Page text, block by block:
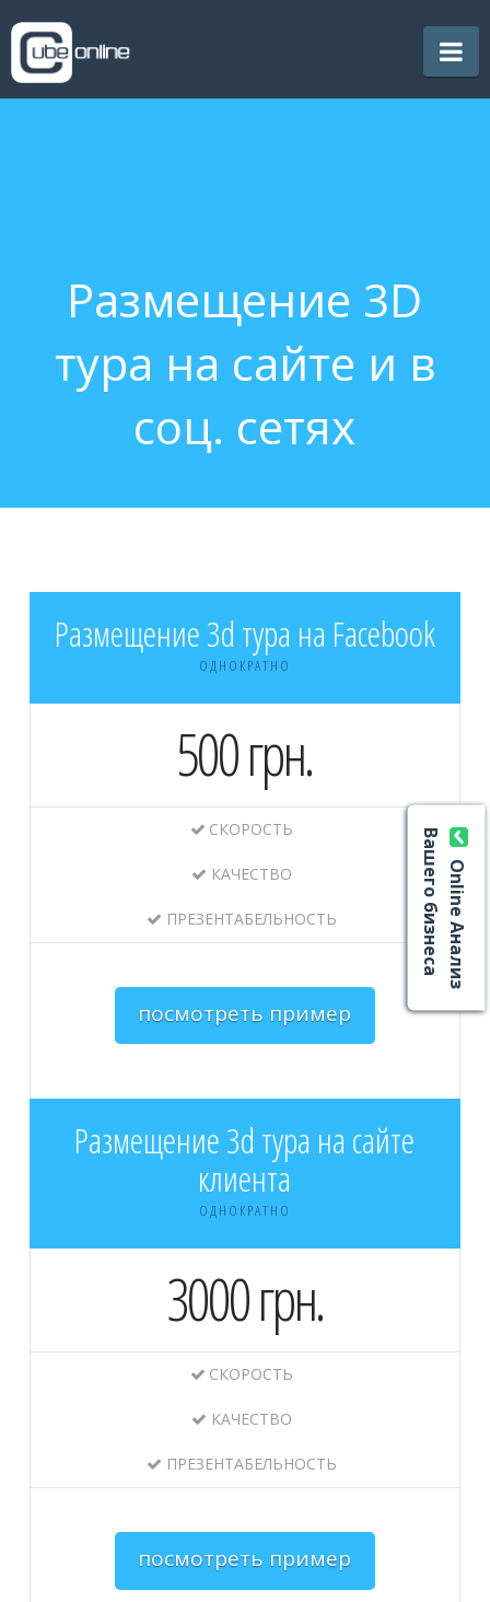
CubeOnline
Online Анализ
Вашего бизнеса
Размещение 3D
тура на сайте и в
соц. сетях
Размещение 3d тура на Facebook
ОДНОКРАТНО
500 грн.
СКОРОСТЬ
КАЧЕСТВО
ПРЕЗЕНТАБЕЛЬНОСТЬ
посмотреть пример
Размещение 3d тура на сайте
клиента
ОДНОКРАТНО
3000 грн.
СКОРОСТЬ
КАЧЕСТВО
ПРЕЗЕНТАБЕЛЬНОСТЬ
посмотреть пример